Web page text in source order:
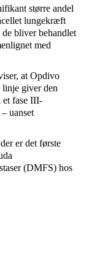
større andel
lungekræft
bliver behandlet
med
at Opdivo
giver den
et fase III-
uanset
er det første
(DMFS) hos